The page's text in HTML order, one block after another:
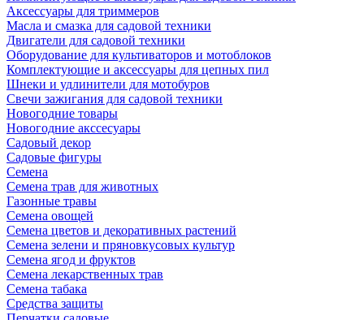
Аксессуары для триммеров
Масла и смазка для садовой техники
Двигатели для садовой техники
Оборудование для культиваторов и мотоблоков
Комплектующие и аксессуары для цепных пил
Шнеки и удлинители для мотобуров
Свечи зажигания для садовой техники
Новогодние товары
Новогодние акссесуары
Садовый декор
Садовые фигуры
Семена
Семена трав для животных
Газонные травы
Семена овощей
Семена цветов и декоративных растений
Семена зелени и пряновкусовых культур
Семена ягод и фруктов
Семена лекарственных трав
Семена табака
Средства защиты